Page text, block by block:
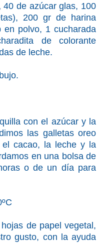
de azúcar glas, 100
200 gr de harina
en polvo, 1 cucharada
de colorante
de leche.
con el azúcar y la
las galletas oreo
el cacao, la leche y la
en una bolsa de
o de un día para
de papel vegetal,
gusto, con la ayuda